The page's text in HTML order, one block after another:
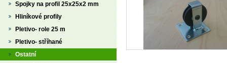
Spojky na profil 25x25x2 mm
Hliníkové profily
Pletivo- role 25 m
Pletivo- stříhané
Ostatní